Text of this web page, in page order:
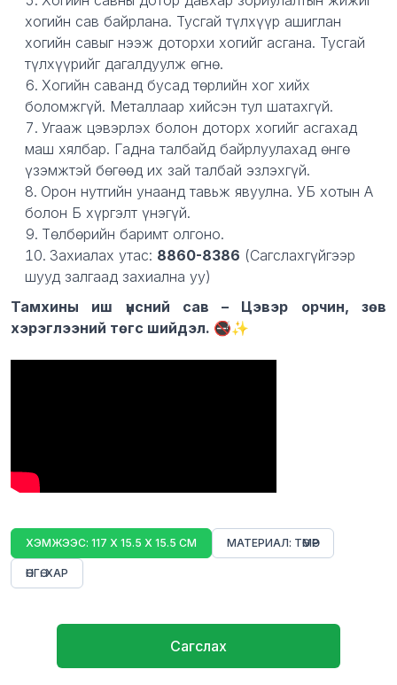
хогийн сав байрлана. Тусгай түлхүүр ашиглан
хогийн савыг нээж доторхи хогийг асгана. Тусгай
түлхүүрийг дагалдуулж өгнө.
Хогийн саванд бусад төрлийн хог хийх
боломжгүй. Металлаар хийсэн тул шатахгүй.
Угааж цэвэрлэх болон доторх хогийг асгахад
маш хялбар. Гадна талбайд байрлуулахад өнгө
үзэмжтэй бөгөөд их зай талбай эзлэхгүй.
Орон нутгийн унаанд тавьж явуулна. УБ хотын А
болон Б хүргэлт үнэгүй.
Төлбөрийн баримт олгоно.
Захиалах утас: 8860-8386 (Сагслахгүйгээр
шууд залгаад захиална уу)
Тамхины иш үнсний сав – Цэвэр орчин, зөв
хэрэглээний төгс шийдэл. 🚭✨
ХЭМЖЭЭС: 117 X 15.5 X 15.5 СМ МАТЕРИАЛ: ТӨМӨР
ӨНГӨ: ХАР
Сагслах